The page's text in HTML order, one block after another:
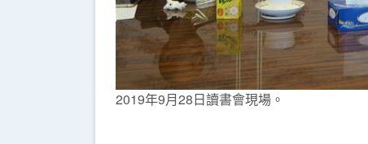
2019年9月28日讀書會現場。